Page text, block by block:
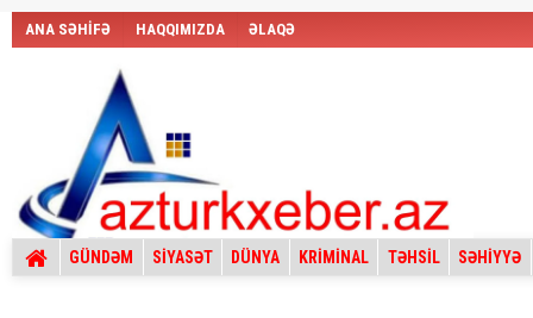
ANA SƏHİFƏ HAQQIMIZDA ƏLAQƏ
GÜNDƏM SİYASƏT DÜNYA KRİMİNAL TƏHSİL SƏHİYYƏ